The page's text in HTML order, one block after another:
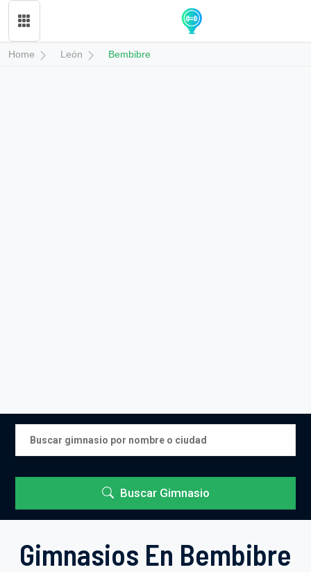
Home León Bembibre
Buscar Gimnasio
Gimnasios En Bembibre